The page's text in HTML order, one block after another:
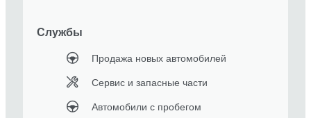
Службы
Продажа новых автомобилей
Сервис и запасные части
Автомобили с пробегом